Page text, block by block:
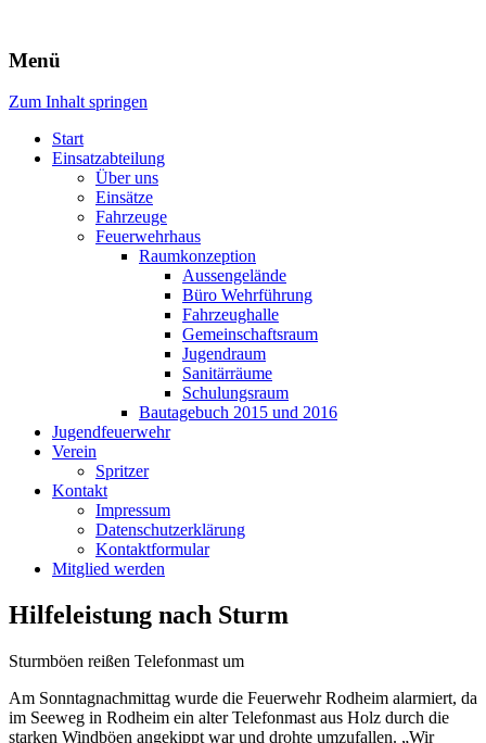
Freiwillige Feuerwehr Rodheim
v.d.H.
Menü
Zum Inhalt springen
Start
Einsatzabteilung
Über uns
Einsätze
Fahrzeuge
Feuerwehrhaus
Raumkonzeption
Aussengelände
Büro Wehrführung
Fahrzeughalle
Gemeinschaftsraum
Jugendraum
Sanitärräume
Schulungsraum
Bautagebuch 2015 und 2016
Jugendfeuerwehr
Verein
Spritzer
Kontakt
Impressum
Datenschutzerklärung
Kontaktformular
Mitglied werden
Hilfeleistung nach Sturm
Sturmböen reißen Telefonmast um
Am Sonntagnachmittag wurde die Feuerwehr Rodheim alarmiert, da
im Seeweg in Rodheim ein alter Telefonmast aus Holz durch die
starken Windböen angekippt war und drohte umzufallen. „Wir